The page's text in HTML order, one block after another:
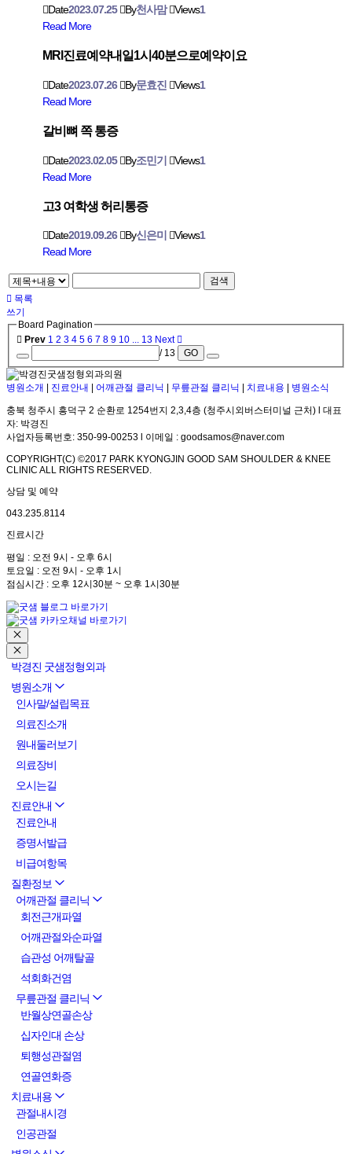
Date2023.07.25 By천사맘 Views1
Read More
MRl진료예약내일1시40분으로예약이요
Date2023.07.26 By문효진 Views1
Read More
갈비뼈 쪽 통증
Date2023.02.05 By조민기 Views1
Read More
고3 여학생 허리통증
Date2019.09.26 By신은미 Views1
Read More
검색
목록
쓰기
Board Pagination
Prev 1 2 3 4 5 6 7 8 9 10 13 Next
/ 13
GO
병원소개 진료안내 어깨관절 클리닉 무릎관절 클리닉 치료내용 병원소식
충북 청주시 흥덕구 2 순환로 1254번지 2,3,4층 (청주시외버스터미널 근처) l 대표
자: 박경진
사업자등록번호: 350-99-00253 l 이메일 : goodsamos@naver.com
COPYRIGHT(C) ©2017 PARK KYONGJIN GOOD SAM SHOULDER & KNEE
CLINIC ALL RIGHTS RESERVED.
상담 및 예약
043.235.8114
진료시간
평일 : 오전 9시 - 오후 6시
토요일 : 오전 9시 - 오후 1시
점심시간 : 오후 12시30분 ~ 오후 1시30분
박경진 굿샘정형외과
병원소개
인사말/설립목표
의료진소개
원내둘러보기
의료장비
오시는길
진료안내
진료안내
증명서발급
비급여항목
질환정보
어깨관절 클리닉
회전근개파열
어깨관절와순파열
습관성 어깨탈골
석회화건염
무릎관절 클리닉
반월상연골손상
십자인대 손상
퇴행성관절염
연골연화증
치료내용
관절내시경
인공관절